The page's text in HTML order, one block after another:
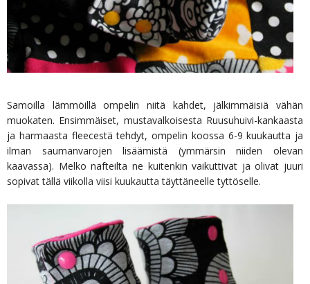
Samoilla lämmöillä ompelin niitä kahdet, jälkimmäisiä vähän
muokaten. Ensimmäiset, mustavalkoisesta Ruusuhuivi-kankaasta
ja harmaasta fleecestä tehdyt, ompelin koossa 6-9 kuukautta ja
ilman saumanvarojen lisäämistä (ymmärsin niiden olevan
kaavassa). Melko nafteilta ne kuitenkin vaikuttivat ja olivat juuri
sopivat tällä viikolla viisi kuukautta täyttäneelle tyttöselle.